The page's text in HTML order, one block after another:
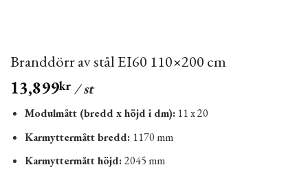
Branddörr av stål EI60 110×200 cm
13,899kr / st
Modulmått (bredd x höjd i dm):11 x 20
Karmyttermått bredd: 1170 mm
Karmyttermått höjd:2045 mm